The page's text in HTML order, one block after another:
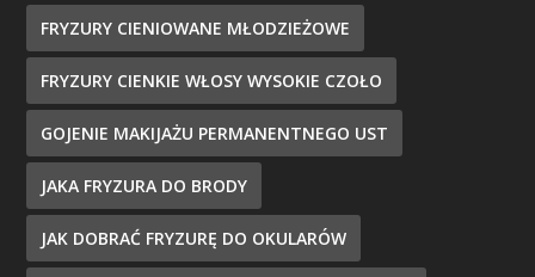
FRYZURY CIENIOWANE MŁODZIEŻOWE
FRYZURY CIENKIE WŁOSY WYSOKIE CZOŁO
GOJENIE MAKIJAŻU PERMANENTNEGO UST
JAKA FRYZURA DO BRODY
JAK DOBRAĆ FRYZURĘ DO OKULARÓW